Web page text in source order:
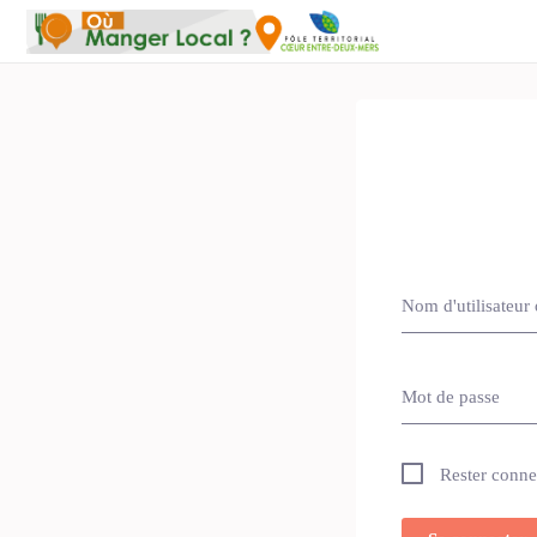
Nom d'utilisateur
Mot de passe
Rester